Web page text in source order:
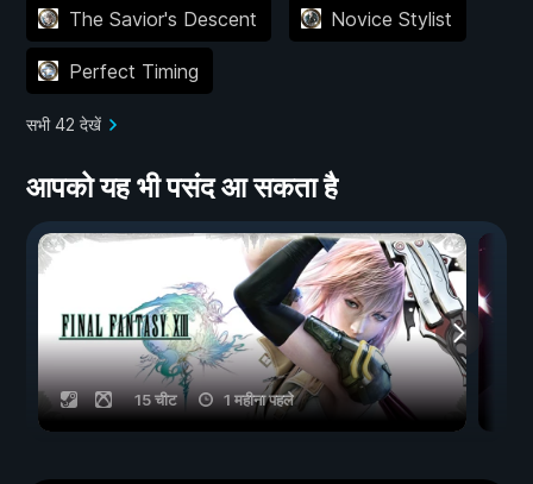
The Savior's Descent Novice Stylist
Perfect Timing
सभी 42 देखें
आपको यह भी पसंद आ सकता है
15 चीट 1 महीना पहले